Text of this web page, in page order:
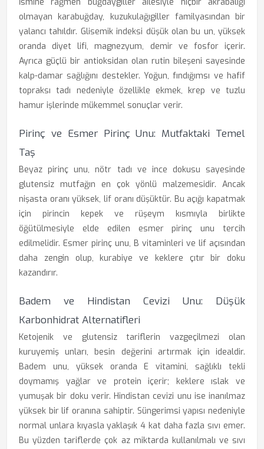
olmayan karabuğday, kuzukulağıgiller familyasından bir
yalancı tahıldır. Glisemik indeksi düşük olan bu un, yüksek
oranda diyet lifi, magnezyum, demir ve fosfor içerir.
Ayrıca güçlü bir antioksidan olan rutin bileşeni sayesinde
kalp-damar sağlığını destekler. Yoğun, fındığımsı ve hafif
topraksı tadı nedeniyle özellikle ekmek, krep ve tuzlu
hamur işlerinde mükemmel sonuçlar verir.
Pirinç ve Esmer Pirinç Unu: Mutfaktaki Temel
Taş
Beyaz pirinç unu, nötr tadı ve ince dokusu sayesinde
glutensiz mutfağın en çok yönlü malzemesidir. Ancak
nişasta oranı yüksek, lif oranı düşüktür. Bu açığı kapatmak
için pirincin kepek ve rüşeym kısmıyla birlikte
öğütülmesiyle elde edilen esmer pirinç unu tercih
edilmelidir. Esmer pirinç unu, B vitaminleri ve lif açısından
daha zengin olup, kurabiye ve keklere çıtır bir doku
kazandırır.
Badem ve Hindistan Cevizi Unu: Düşük
Karbonhidrat Alternatifleri
Ketojenik ve glutensiz tariflerin vazgeçilmezi olan
kuruyemiş unları, besin değerini artırmak için idealdir.
Badem unu, yüksek oranda E vitamini, sağlıklı tekli
doymamış yağlar ve protein içerir; keklere ıslak ve
yumuşak bir doku verir. Hindistan cevizi unu ise inanılmaz
yüksek bir lif oranına sahiptir. Süngerimsi yapısı nedeniyle
normal unlara kıyasla yaklaşık 4 kat daha fazla sıvı emer.
Bu yüzden tariflerde çok az miktarda kullanılmalı ve sıvı